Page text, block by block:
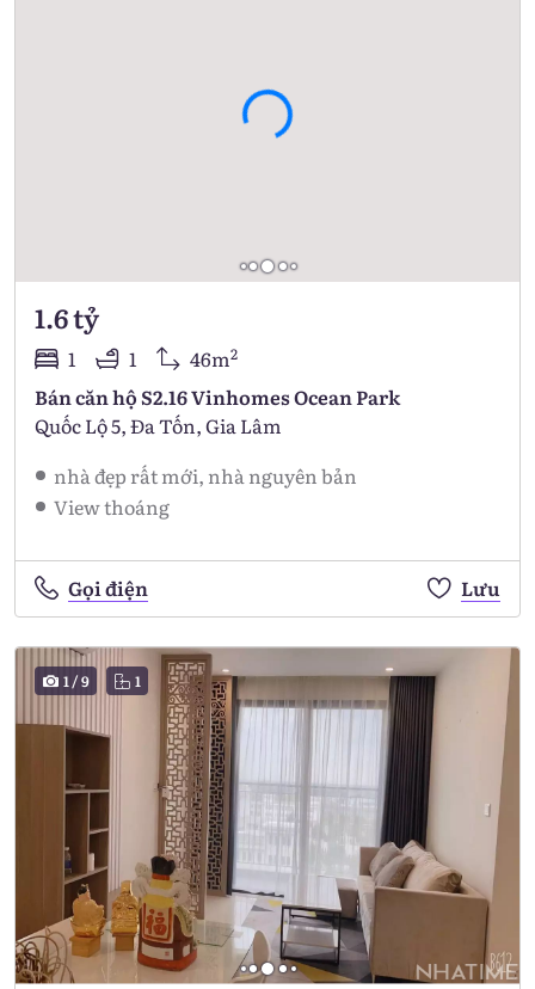
1.6 tỷ
1 1 46m2
Bán căn hộ S2.16 Vinhomes Ocean Park
Quốc Lộ 5, Đa Tốn, Gia Lâm
nhà đẹp rất mới, nhà nguyên bản
View thoáng
Gọi điện Lưu
1/9 1